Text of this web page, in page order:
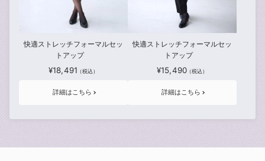
快適ストレッチフォーマルセッ
トアップ
¥18,491
詳細はこちら
快適ストレッチフォーマルセッ
トアップ
¥15,490
詳細はこちら